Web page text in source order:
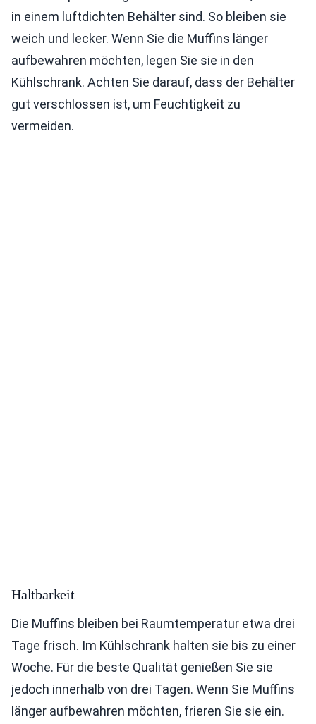
in einem luftdichten Behälter sind. So bleiben sie
weich und lecker. Wenn Sie die Muffins länger
aufbewahren möchten, legen Sie sie in den
Kühlschrank. Achten Sie darauf, dass der Behälter
gut verschlossen ist, um Feuchtigkeit zu
vermeiden.
Haltbarkeit
Die Muffins bleiben bei Raumtemperatur etwa drei
Tage frisch. Im Kühlschrank halten sie bis zu einer
Woche. Für die beste Qualität genießen Sie sie
jedoch innerhalb von drei Tagen. Wenn Sie Muffins
länger aufbewahren möchten, frieren Sie sie ein.